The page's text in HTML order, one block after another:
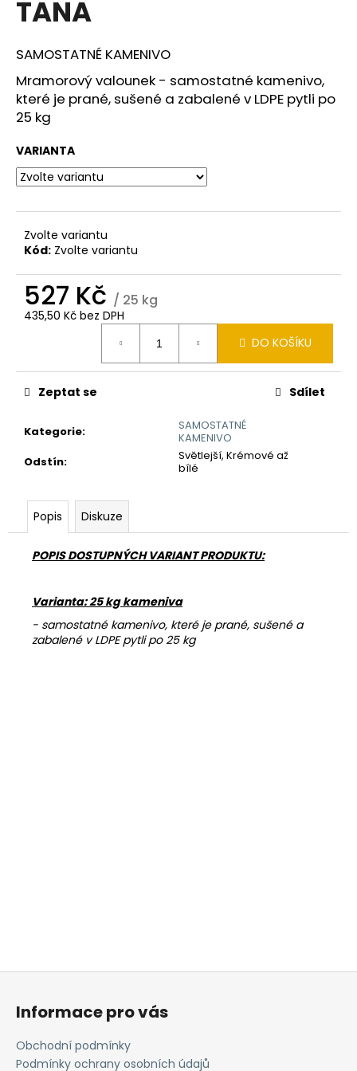
TANA
SAMOSTATNÉ KAMENIVO
Mramorový valounek - samostatné kamenivo,
které je prané, sušené a zabalené v LDPE pytli po
25 kg
VARIANTA
Zvolte variantu
Kód: Zvolte variantu
527 Kč / 25 kg
435,50 Kč bez DPH
DO KOŠÍKU
Kategorie:
SAMOSTATNÉ
KAMENIVO
Odstín:
Světlejší, Krémové až
bílé
Zeptat se Sdílet
Popis Diskuze
POPIS DOSTUPNÝCH VARIANT PRODUKTU:
Varianta: 25 kg kameniva
- samostatné kamenivo, které je prané, sušené a
zabalené v LDPE pytli po 25 kg
a
í
t
?
HLEDAT
D
o
p
o
u
m
KOBEREC
AQUA
2-
MM
686
Z
Informace pro vás
Obchodní podmínky
Podmínky ochrany osobních údajů